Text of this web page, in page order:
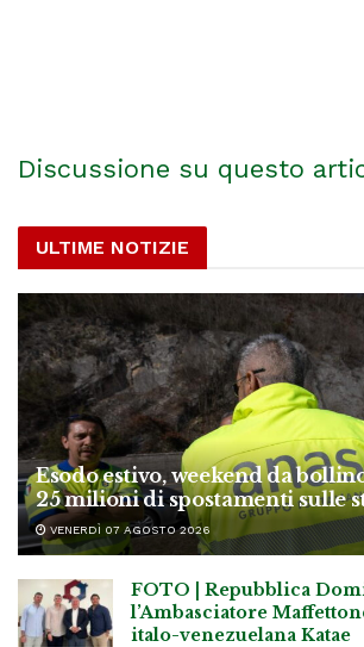
Discussione su questo
ULTIME NOTIZIE
Esodo estivo, weekend da
25 milioni di spostamenti sulle
VENERDÌ 07 AGOSTO 2026
FOTO | Repubblica
l’Ambasciatore
italo-venezuelana Katae